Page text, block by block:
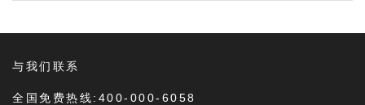
与我们联系
全国免费热线:400-000-6058